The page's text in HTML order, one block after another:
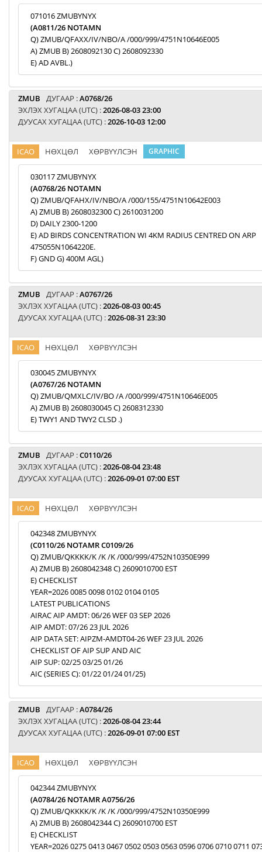
071016 ZMUBYNYX
(A0811/26 NOTAMN
Q) ZMUB/QFAXX/IV/NBO/A /000/999/4751N10646E005
A) ZMUB B) 2608092130 C) 2608092330
E) AD AVBL.)
ZMUB ДУГААР :A0768/26
ЭХЛЭХ ХУГАЦАА (UTC) :2026-08-03 23:00
ДУУСАХ ХУГАЦАА (UTC) :2026-10-03 12:00
ICAO НӨХЦӨЛ ХӨРВҮҮЛСЭН GRAPHIC
030117 ZMUBYNYX
(A0768/26 NOTAMN
Q) ZMUB/QFAHX/IV/NBO/A /000/155/4751N10642E003
A) ZMUB B) 2608032300 C) 2610031200
D) DAILY 2300-1200
E) AD BIRDS CONCENTRATION WI 4KM RADIUS CENTRED ON ARP
475055N1064220E.
F) GND G) 400M AGL)
ZMUB ДУГААР :A0767/26
ЭХЛЭХ ХУГАЦАА (UTC) :2026-08-03 00:45
ДУУСАХ ХУГАЦАА (UTC) :2026-08-31 23:30
ICAO НӨХЦӨЛ ХӨРВҮҮЛСЭН
030045 ZMUBYNYX
(A0767/26 NOTAMN
Q) ZMUB/QMXLC/IV/BO /A /000/999/4751N10646E005
A) ZMUB B) 2608030045 C) 2608312330
E) TWY1 AND TWY2 CLSD .)
ZMUB ДУГААР :C0110/26
ЭХЛЭХ ХУГАЦАА (UTC) :2026-08-04 23:48
ДУУСАХ ХУГАЦАА (UTC) :2026-09-01 07:00 EST
ICAO НӨХЦӨЛ ХӨРВҮҮЛСЭН
042348 ZMUBYNYX
(C0110/26 NOTAMR C0109/26
Q) ZMUB/QKKKK/K /K /K /000/999/4752N10350E999
A) ZMUB B) 2608042348 C) 2609010700 EST
E) CHECKLIST
YEAR=2026 0085 0098 0102 0104 0105
LATEST PUBLICATIONS
AIRAC AIP AMDT: 06/26 WEF 03 SEP 2026
AIP AMDT: 07/26 23 JUL 2026
AIP DATA SET: AIPZM-AMDT04-26 WEF 23 JUL 2026
CHECKLIST OF AIP SUP AND AIC
AIP SUP: 02/25 03/25 01/26
AIC (SERIES C): 01/22 01/24 01/25)
ZMUB ДУГААР :A0784/26
ЭХЛЭХ ХУГАЦАА (UTC) :2026-08-04 23:44
ДУУСАХ ХУГАЦАА (UTC) :2026-09-01 07:00 EST
ICAO НӨХЦӨЛ ХӨРВҮҮЛСЭН
042344 ZMUBYNYX
(A0784/26 NOTAMR A0756/26
Q) ZMUB/QKKKK/K /K /K /000/999/4752N10350E999
A) ZMUB B) 2608042344 C) 2609010700 EST
E) CHECKLIST
YEAR=2026 0275 0413 0467 0502 0503 0563 0596 0706 0710 0711